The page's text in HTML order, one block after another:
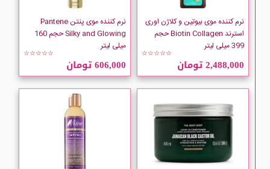
Every Strand
EVOLUderm
FASCINELLE
GARNIER
HAIR BURST
HAIRtamin
نرم کننده موی بیوتین و کلاژن اوری
استرند Biotin Collagen حجم
399 میلی لیتر
☆☆☆☆☆
2,488,000 تومان
نرم کننده موی پنتن Pantene
Silky and Glowing حجم 160
میلی لیتر
☆☆☆☆☆
606,000 تومان